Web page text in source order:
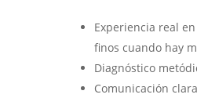
Experiencia real en
finos cuando hay
Diagnóstico
Comunicación